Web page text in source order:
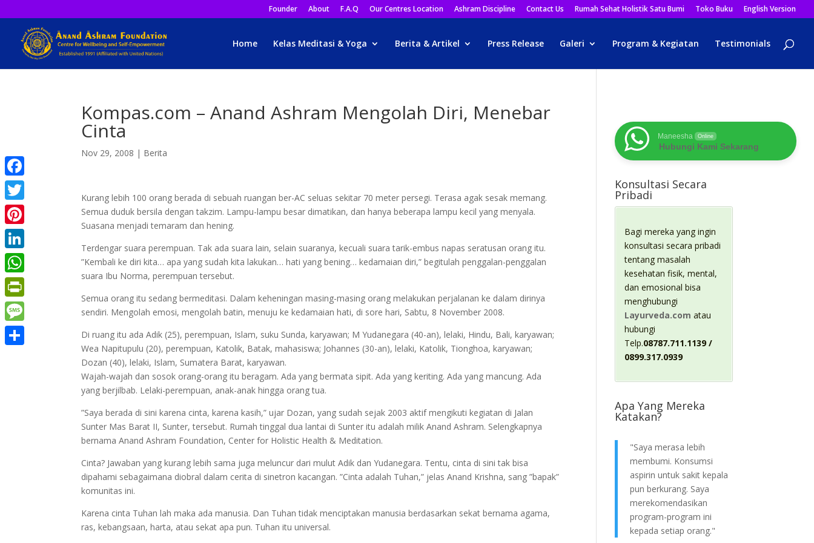
Founder About F.A.Q Our Centres Location Ashram Discipline Contact Us Rumah Sehat Holistik Satu Bumi Toko Buku English Version
Home Kelas Meditasi & Yoga Berita & Artikel Press Release Galeri Program & Kegiatan Testimonials
Kompas.com – Anand Ashram Mengolah Diri, Menebar
Cinta
Nov 29, 2008 | Berita
Kurang lebih 100 orang berada di sebuah ruangan ber-AC seluas sekitar 70 meter persegi. Terasa agak sesak memang.
Semua duduk bersila dengan takzim. Lampu-lampu besar dimatikan, dan hanya beberapa lampu kecil yang menyala.
Suasana menjadi temaram dan hening.
Terdengar suara perempuan. Tak ada suara lain, selain suaranya, kecuali suara tarik-embus napas seratusan orang itu.
”Kembali ke diri kita… apa yang sudah kita lakukan… hati yang bening… kedamaian diri,” begitulah penggalan-penggalan
suara Ibu Norma, perempuan tersebut.
Semua orang itu sedang bermeditasi. Dalam keheningan masing-masing orang melakukan perjalanan ke dalam dirinya
sendiri. Mengolah emosi, mengolah batin, menuju ke kedamaian hati, di sore hari, Sabtu, 8 November 2008.
Di ruang itu ada Adik (25), perempuan, Islam, suku Sunda, karyawan; M Yudanegara (40-an), lelaki, Hindu, Bali, karyawan;
Wea Napitupulu (20), perempuan, Katolik, Batak, mahasiswa; Johannes (30-an), lelaki, Katolik, Tionghoa, karyawan;
Dozan (40), lelaki, Islam, Sumatera Barat, karyawan.
Wajah-wajah dan sosok orang-orang itu beragam. Ada yang bermata sipit. Ada yang keriting. Ada yang mancung. Ada
yang berjilbab. Lelaki-perempuan, anak-anak hingga orang tua.
”Saya berada di sini karena cinta, karena kasih,” ujar Dozan, yang sudah sejak 2003 aktif mengikuti kegiatan di Jalan
Sunter Mas Barat II, Sunter, tersebut. Rumah tinggal dua lantai di Sunter itu adalah milik Anand Ashram. Selengkapnya
bernama Anand Ashram Foundation, Center for Holistic Health & Meditation.
Cinta? Jawaban yang kurang lebih sama juga meluncur dari mulut Adik dan Yudanegara. Tentu, cinta di sini tak bisa
dipahami sebagaimana diobral dalam cerita di sinetron kacangan. ”Cinta adalah Tuhan,” jelas Anand Krishna, sang ”bapak”
komunitas ini.
Karena cinta Tuhan lah maka ada manusia. Dan Tuhan tidak menciptakan manusia berdasarkan sekat bernama agama,
ras, kebangsaan, harta, atau sekat apa pun. Tuhan itu universal.
Maneesha Online
Hubungi Kami Sekarang
Konsultasi Secara
Pribadi
Bagi mereka yang ingin
konsultasi secara pribadi
tentang masalah
kesehatan fisik, mental,
dan emosional bisa
menghubungi
Layurveda.com atau
hubungi
Telp.08787.711.1139 /
0899.317.0939
Apa Yang Mereka
Katakan?
"Saya merasa lebih
membumi. Konsumsi
aspirin untuk sakit kepala
pun berkurang. Saya
merekomendasikan
program-program ini
kepada setiap orang."
Facebook
Twitter
Pinterest
LinkedIn
WhatsApp
PrintFriendly
Message